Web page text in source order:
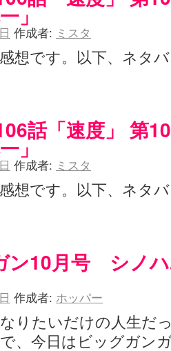
/ 悪いこと【SS】 (06:42)
/ 咲-Saki-キャラが台湾麻雀を打ったらど
/ 男体化すると聞いての落書き
（サイトマップ） (15:00)
てきました（2017年09月）
/ ５・８小林先生の日記更新について考え
/ 立先生の更新
(11:32)
-Saki-臨時アンテナ
でも咲が好き～ / ブログ名変更のお知らせ
ので中日ドラゴンズのドラフト指名を予想
/ 浩子「…あっ分かった 恐らくそうい
咲-Saki- 第193局[竜王] ドラゴンの王とパク
/ シノハユ菰沢中関連(江津・大田)の登場舞
あれこれ / 厄介な相手だよ！ あんたは……
-saki- / クリスマス！！そして…
い。 (04:23)
グ / 【SSS】憩 -Kei- 全国編第２２局『流局
秋、と言います故 (08:00)
ハユ感想 (13:19)
」
作成者: ミスタ
想です。以下、ネタ
話「速度」 第
」
作成者: ミスタ
想です。以下、ネタ
ン10月号 シノ
作成者: ホッパー
りたいだけの人生だ
、今日はビッグガン